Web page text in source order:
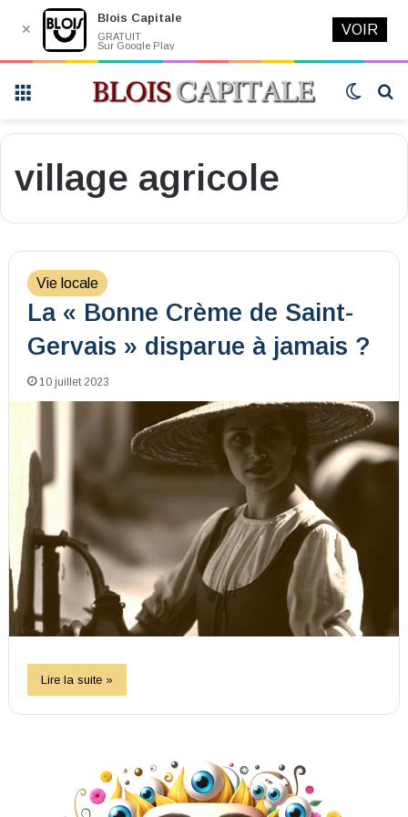
Switch
village agricole
Vie locale
La « Bonne Crème de Saint-
Gervais » disparue à jamais ?
10 juillet 2023
Lire la suite »
✕
Blois Capitale
GRATUIT
Sur Google Play
VOIR